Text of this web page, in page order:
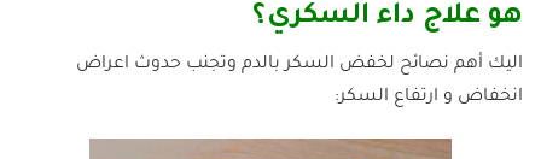
هو علاج داء السكري؟
اليك أهم نصائح لخفض السكر بالدم وتجنب حدوث اعراض
انخفاض و ارتفاع السكر: